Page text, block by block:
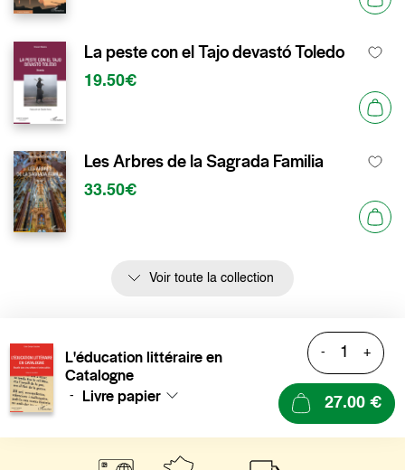
La peste con el Tajo devastó Toledo
19.50€
Les Arbres de la Sagrada Familia
33.50€
Voir toute la collection
L'éducation littéraire en
Catalogne
- Livre papier
- +
27.00 €